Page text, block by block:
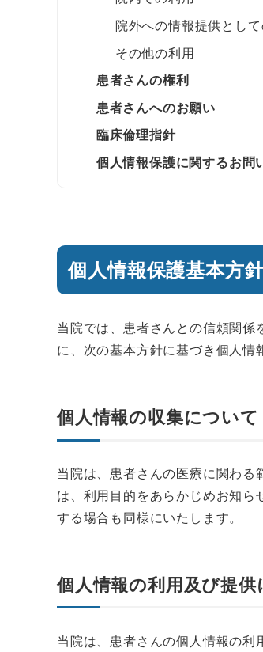
院外への情報提供とし
その他の利用
患者さんの権利
患者さんへのお願い
臨床倫理指針
個人情報保護に関するお問
個人情報保護基本方
当院では、患者さんとの信頼関
に、次の基本方針に基づき個人情
個人情報の収集について
当院は、患者さんの医療に関わ
は、利用目的をあらかじめお知
する場合も同様にいたします。
個人情報の利用及び提供
当院は、患者さんの個人情報の